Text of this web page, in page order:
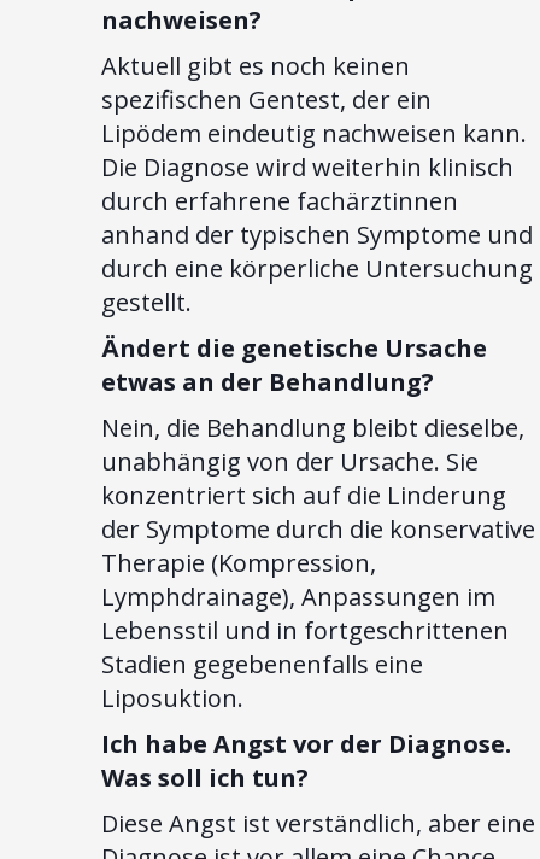
nachweisen?
Aktuell gibt es noch keinen
spezifischen Gentest, der ein
Lipödem eindeutig nachweisen kann.
Die Diagnose wird weiterhin klinisch
durch erfahrene fachärztinnen
anhand der typischen Symptome und
durch eine körperliche Untersuchung
gestellt.
Ändert die genetische Ursache
etwas an der Behandlung?
Nein, die Behandlung bleibt dieselbe,
unabhängig von der Ursache. Sie
konzentriert sich auf die Linderung
der Symptome durch die konservative
Therapie (Kompression,
Lymphdrainage), Anpassungen im
Lebensstil und in fortgeschrittenen
Stadien gegebenenfalls eine
Liposuktion.
Ich habe Angst vor der Diagnose.
Was soll ich tun?
Diese Angst ist verständlich, aber eine